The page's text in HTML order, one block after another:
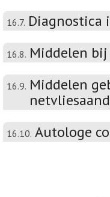
16.7. Diagnostica
16.8. Middelen
16.9. Middelen
16.10. Autologe